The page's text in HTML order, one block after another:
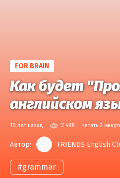
FOR BRAIN
Как будет
английском
10 лет назад 3 488 Читать 2
Автор: FRIENDS English
#grammar